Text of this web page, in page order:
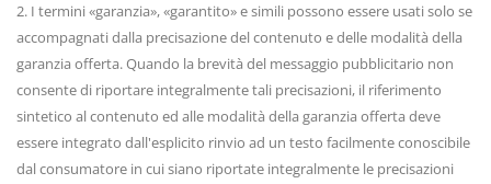
2. I termini «garanzia», «garantito» e simili possono essere usati solo se
accompagnati dalla precisazione del contenuto e delle modalità della
garanzia offerta. Quando la brevità del messaggio pubblicitario non
consente di riportare integralmente tali precisazioni, il riferimento
sintetico al contenuto ed alle modalità della garanzia offerta deve
essere integrato dall'esplicito rinvio ad un testo facilmente conoscibile
dal consumatore in cui siano riportate integralmente le precisazioni